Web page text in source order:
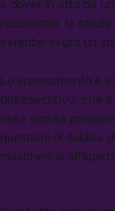
a dover in atto da
l’economia, la
avrebbe avuto un
Lo spaesamento è
dell’esecutivo, che
nella scorsa
questioni di dubbia
mascherina